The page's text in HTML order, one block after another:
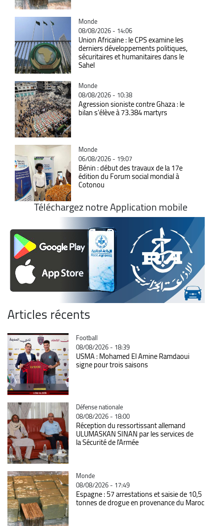
Catégorie
Monde
08/08/2026 - 14:06
Union Africaine : le CPS examine les
derniers développements politiques,
sécuritaires et humanitaires dans le
Sahel
Catégorie
Monde
08/08/2026 - 10:38
Agression sioniste contre Ghaza : le
bilan s'élève à 73.384 martyrs
Catégorie
Monde
06/08/2026 - 19:07
Bénin : début des travaux de la 17e
édition du Forum social mondial à
Cotonou
Téléchargez notre Application mobile
Articles récents
Catégorie
Football
08/08/2026 - 18:39
USMA : Mohamed El Amine Ramdaoui
signe pour trois saisons
Catégorie
Défense nationale
08/08/2026 - 18:00
Réception du ressortissant allemand
ULUMASKAN SINAN par les services de
la Sécurité de l’Armée
Catégorie
Monde
08/08/2026 - 17:49
Espagne : 57 arrestations et saisie de 10,5
tonnes de drogue en provenance du Maroc